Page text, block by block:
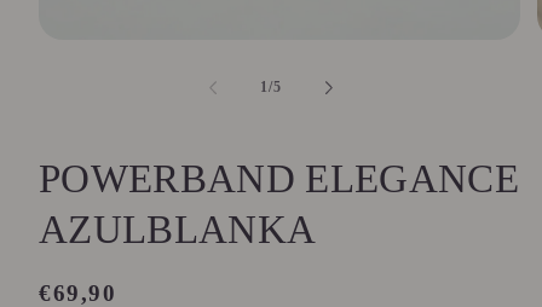
1/von
5
POWERBAND ELEGANCE
AZULBLANKA
Normaler
€69,90